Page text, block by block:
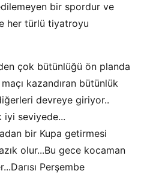
bir spordur ve
her türlü tiyatroyu
çok bütünlüğü ön planda
kazandıran bütünlük
devreye giriyor..
iyi seviyede...
bir Kupa getirmesi
olur...Bu gece kocaman
Perşembe